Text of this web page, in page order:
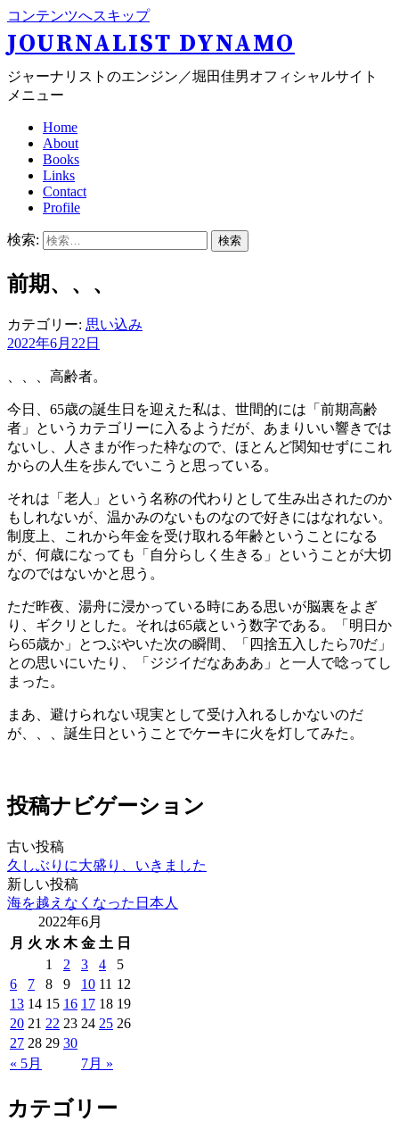
コンテンツへスキップ
JOURNALIST DYNAMO
ジャーナリストのエンジン／堀田佳男オフィシャルサイト
メニュー
Home
About
Books
Links
Contact
Profile
検索:
前期、、、
カテゴリー: 思い込み
2022年6月22日
、、、高齢者。
今日、65歳の誕生日を迎えた私は、世間的には「前期高齢
者」というカテゴリーに入るようだが、あまりいい響きでは
ないし、人さまが作った枠なので、ほとんど関知せずにこれ
からの人生を歩んでいこうと思っている。
それは「老人」という名称の代わりとして生み出されたのか
もしれないが、温かみのないものなので好きにはなれない。
制度上、これから年金を受け取れる年齢ということになる
が、何歳になっても「自分らしく生きる」ということが大切
なのではないかと思う。
ただ昨夜、湯舟に浸かっている時にある思いが脳裏をよぎ
り、ギクリとした。それは65歳という数字である。「明日か
ら65歳か」とつぶやいた次の瞬間、「四捨五入したら70だ」
との思いにいたり、「ジジイだなあああ」と一人で唸ってし
まった。
まあ、避けられない現実として受け入れるしかないのだ
が、、、誕生日ということでケーキに火を灯してみた。
投稿ナビゲーション
古い投稿
久しぶりに大盛り、いきました
新しい投稿
海を越えなくなった日本人
2022年6月
月 火 水 木 金 土 日
« 5月 7月 »
1 2 3 4
5
6
7 8 9 10 11 12
13 14 15 16 17 18 19
20 21 22 23 24 25 26
27 28 29 30
カテゴリー